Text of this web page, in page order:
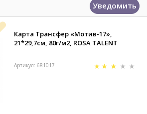
Уведомить
Карта Трансфер «Мотив-17»,
21*29,7см, 80г/м2, ROSA TALENT
Артикул: 681017